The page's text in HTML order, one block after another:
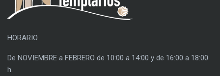
HORARIO
De NOVIEMBRE a FEBRERO de 10:00 a 14:00 y de 16:00 a 18:00
h.